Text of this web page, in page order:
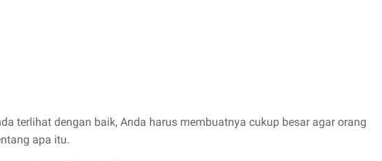
terlihat dengan baik, Anda harus membuatnya cukup besar agar orang
apa itu.